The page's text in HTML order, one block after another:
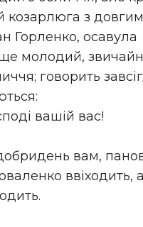
козарлюга з
Горленко, осавула
молодий,
говорить
вашій вас!
вам,
ввіходить,